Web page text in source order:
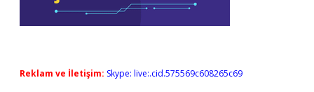
Reklam ve İletişim: Skype: live:.cid.575569c608265c69